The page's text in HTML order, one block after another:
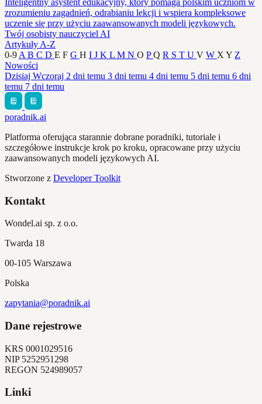
zrozumieniu zagadnień, odrabianiu lekcji i wspiera kompleksowe
uczenie się przy użyciu zaawansowanych modeli językowych.
Twój osobisty nauczyciel AI
Artykuły A-Z
0-9 A B C D E F G H I J K L M N O PQ R S T U V W X Y Z
Nowości
Dzisiaj Wczoraj 2 dni temu 3 dni temu 4 dni temu 5 dni temu 6 dni
temu 7 dni temu
poradnik.ai
Platforma oferująca starannie dobrane poradniki, tutoriale i
szczegółowe instrukcje krok po kroku, opracowane przy użyciu
zaawansowanych modeli językowych AI.
Stworzone z Developer Toolkit
Kontakt
Wondel.ai sp. z o.o.
Twarda 18
00-105 Warszawa
Polska
zapytania@poradnik.ai
Dane rejestrowe
KRS 0001029516
NIP 5252951298
REGON 524989057
Linki